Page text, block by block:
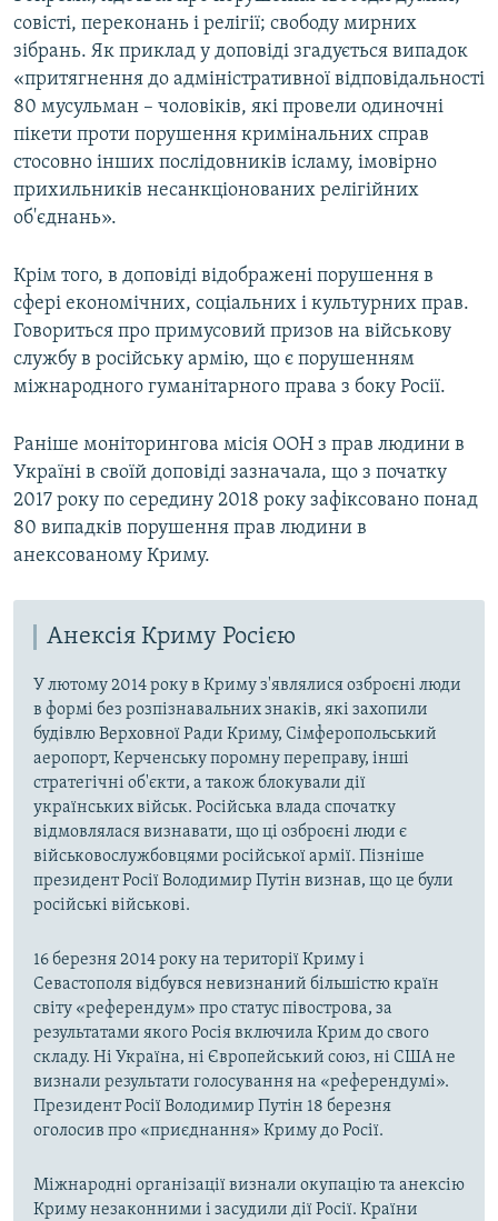
совісті, переконань і релігії; свободу мирних
зібрань. Як приклад у доповіді згадується випадок
«притягнення до адміністративної відповідальності
80 мусульман – чоловіків, які провели одиночні
пікети проти порушення кримінальних справ
стосовно інших послідовників ісламу, імовірно
прихильників несанкціонованих релігійних
об'єднань».
Крім того, в доповіді відображені порушення в
сфері економічних, соціальних і культурних прав.
Говориться про примусовий призов на військову
службу в російську армію, що є порушенням
міжнародного гуманітарного права з боку Росії.
Раніше моніторингова місія ООН з прав людини в
Україні в своїй доповіді зазначала, що з початку
2017 року по середину 2018 року зафіксовано понад
80 випадків порушення прав людини в
анексованому Криму.
Анексія Криму Росією
У лютому 2014 року в Криму з'являлися озброєні люди
в формі без розпізнавальних знаків, які захопили
будівлю Верховної Ради Криму, Сімферопольський
аеропорт, Керченську поромну переправу, інші
стратегічні об'єкти, а також блокували дії
українських військ. Російська влада спочатку
відмовлялася визнавати, що ці озброєні люди є
військовослужбовцями російської армії. Пізніше
президент Росії Володимир Путін визнав, що це були
російські військові.
16 березня 2014 року на території Криму і
Севастополя відбувся невизнаний більшістю країн
світу «референдум» про статус півострова, за
результатами якого Росія включила Крим до свого
складу. Ні Україна, ні Європейський союз, ні США не
визнали результати голосування на «референдумі».
Президент Росії Володимир Путін 18 березня
оголосив про «приєднання» Криму до Росії.
Міжнародні організації визнали окупацію та анексію
Криму незаконними і засудили дії Росії. Країни